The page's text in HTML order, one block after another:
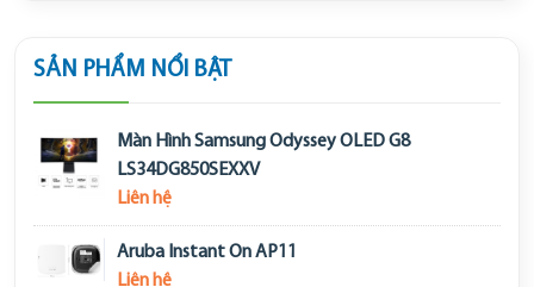
SẢN PHẨM NỔI BẬT
Màn Hình Samsung Odyssey OLED G8
LS34DG850SEXXV
Liên hệ
Aruba Instant On AP11
Liên hệ